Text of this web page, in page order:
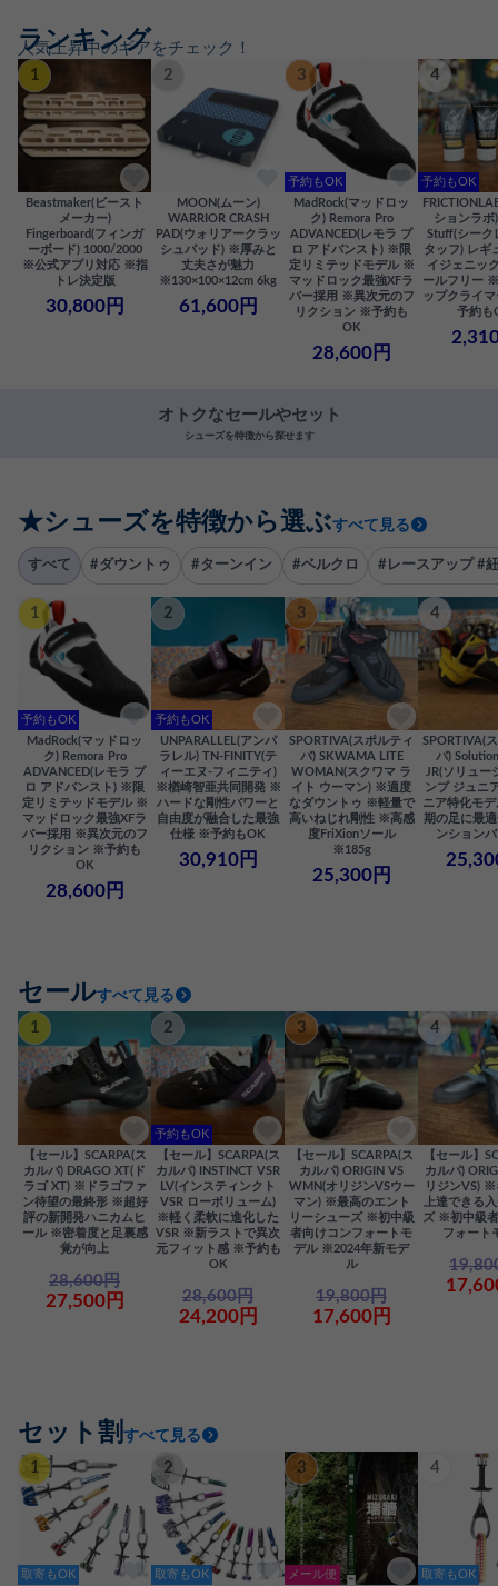
人気上昇中のギアをチェック！
ランキング
1
Beastmaker(ビースト
メーカー)
Fingerboard(フィンガ
ーボード) 1000/2000
※公式アプリ対応 ※指
トレ決定版
30,800円
2
MOON(ムーン)
WARRIOR CRASH
PAD(ウォリアークラッ
シュパッド) ※厚みと
丈夫さが魅力
※130×100×12cm 6kg
61,600円
3
予約もOK
MadRock(マッドロッ
ク) Remora Pro
ADVANCED(レモラ プ
ロ アドバンスト) ※限
定リミテッドモデル ※
マッドロック最強XFラ
バー採用 ※異次元のフ
リクション ※予約も
OK
28,600円
4
予約もOK
ションラボ
Stuff(シーク
タッフ) レギ
イジェニッ
ールフリー
ップクライ
予約も
オトクなセールやセット
シューズを特徴から探せます
★シューズを特徴から選ぶすべて見る
すべて #ダウントゥ #ターンイン #ベルクロ #レースアップ #
1
予約もOK
MadRock(マッドロッ
ク) Remora Pro
ADVANCED(レモラ プ
ロ アドバンスト) ※限
定リミテッドモデル ※
マッドロック最強XFラ
バー採用 ※異次元のフ
リクション ※予約も
OK
28,600円
2
予約もOK
UNPARALLEL(アンパ
ラレル) TN-FINITY(テ
ィーエヌ-フィニティ)
※楢崎智亜共同開発 ※
ハードな剛性パワーと
自由度が融合した最強
仕様 ※予約もOK
30,910円
3
SPORTIVA(スポルティ
バ) SKWAMA LITE
WOMAN(スクワマ ラ
イト ウーマン) ※適度
なダウントゥ ※軽量で
高いねじれ剛性 ※高感
度FriXionソール
※185g
25,300円
4
SPORTIVA(
バ)
JR(ソリュー
ンプ ジュニ
ニア特化モ
期の足に最
ンション
セールすべて見る
1
【セール】SCARPA(ス
カルパ) DRAGO XT(ド
ラゴ XT) ※ドラゴファ
ン待望の最終形 ※超好
評の新開発ハニカムヒ
ール ※密着度と足裏感
覚が向上
28,600円
27,500円
2
予約もOK
【セール】SCARPA(ス
カルパ) INSTINCT VSR
LV(インスティンクト
VSR ローボリューム)
※軽く柔軟に進化した
VSR ※新ラストで異次
元フィット感 ※予約も
OK
28,600円
24,200円
3
【セール】SCARPA(ス
カルパ) ORIGIN VS
WMN(オリジンVSウー
マン) ※最高のエント
リーシューズ ※初中級
者向けコンフォートモ
デル ※2024年新モデ
ル
19,800円
17,600円
4
【セール】
カルパ)
リジンVS) ※
上達できる
ズ ※初中級
フォート
セット割 すべて見る
1
取寄もOK
2
取寄もOK
3
メール便
4
取寄もOK